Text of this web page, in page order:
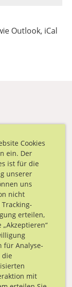
Cookies
ein. Der
ist für die
unserer
uns
nicht
erteilen,
für Analyse-
die
mit
Outlook, iCal
im